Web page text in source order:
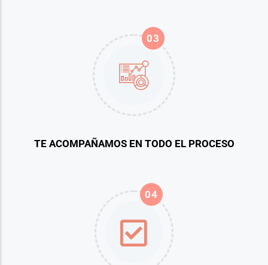
03
TE ACOMPAÑAMOS EN TODO EL PROCESO
04